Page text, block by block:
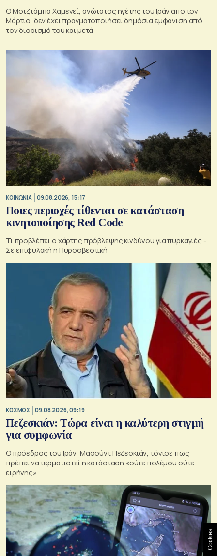
Ο Μοτζτάμπα Χαμενεί, ανώτατος ηγέτης του Ιράν απο τον
Μάρτιο, δεν έχει πραγματοποιήσει δημόσια εμφάνιση από
τον διορισμό του και μετά
ΚΟΙΝΩΝΙΑ 09.08.2026, 15:17
Ποιες περιοχές τίθενται σε κατάσταση
κινητοποίησης Red Code
Τι προβλέπει ο χάρτης πρόβλεψης κινδύνου για πυρκαγιές -
Σε επιφυλακή η Πυροσβεστική
ΚΟΣΜΟΣ 09.08.2026, 09:19
Πεζεσκιάν: Τώρα είναι η καλύτερη στιγμή
για συμφωνία
Ο πρόεδρος του Ιράν, Μασούντ Πεζεσκιάν, τόνισε πως
πρέπει να τερματιστεί η κατάσταση «ούτε πολέμου ούτε
ειρήνης»
Cookies